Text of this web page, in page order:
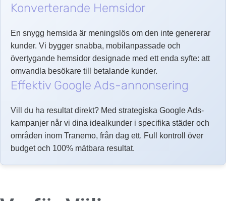
Konverterande Hemsidor
En snygg hemsida är meningslös om den inte genererar
kunder. Vi bygger snabba, mobilanpassade och
övertygande hemsidor designade med ett enda syfte: att
omvandla besökare till betalande kunder.
Effektiv Google Ads-annonsering
Vill du ha resultat direkt? Med strategiska Google Ads-
kampanjer når vi dina idealkunder i specifika städer och
områden inom Tranemo, från dag ett. Full kontroll över
budget och 100% mätbara resultat.